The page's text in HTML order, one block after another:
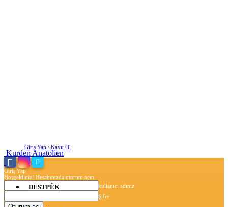
Giriş Yap / Kayıt Ol
Giriş Yap
Hoşgeldiniz! Hesabınızda oturum açın.
kullanıcı adınız
Şifre
Kurden Anatolien
DESTPÊK